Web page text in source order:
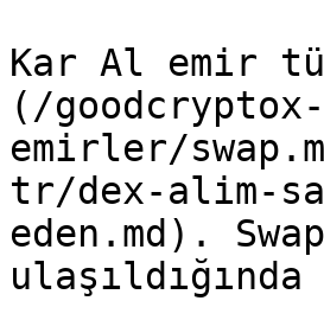
Kar Al emir
(/
emirler/
tr/dex-alim-
eden.md).